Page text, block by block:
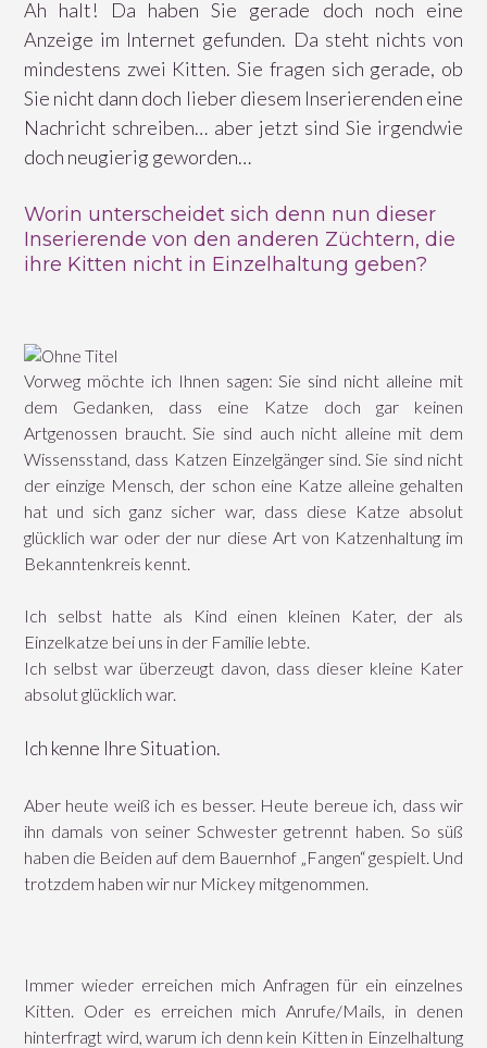
Ah halt! Da haben Sie gerade doch noch eine
Anzeige im Internet gefunden. Da steht nichts von
mindestens zwei Kitten. Sie fragen sich gerade, ob
Sie nicht dann doch lieber diesem Inserierenden eine
Nachricht schreiben… aber jetzt sind Sie irgendwie
doch neugierig geworden…
Worin unterscheidet sich denn nun dieser
Inserierende von den anderen Züchtern, die
ihre Kitten nicht in Einzelhaltung geben?
Vorweg möchte ich Ihnen sagen: Sie sind nicht alleine mit
dem Gedanken, dass eine Katze doch gar keinen
Artgenossen braucht. Sie sind auch nicht alleine mit dem
Wissensstand, dass Katzen Einzelgänger sind. Sie sind nicht
der einzige Mensch, der schon eine Katze alleine gehalten
hat und sich ganz sicher war, dass diese Katze absolut
glücklich war oder der nur diese Art von Katzenhaltung im
Bekanntenkreis kennt.
Ich selbst hatte als Kind einen kleinen Kater, der als
Einzelkatze bei uns in der Familie lebte.
Ich selbst war überzeugt davon, dass dieser kleine Kater
absolut glücklich war.
Ich kenne Ihre Situation.
Aber heute weiß ich es besser. Heute bereue ich, dass wir
ihn damals von seiner Schwester getrennt haben. So süß
haben die Beiden auf dem Bauernhof „Fangen“ gespielt. Und
trotzdem haben wir nur Mickey mitgenommen.
Immer wieder erreichen mich Anfragen für ein einzelnes
Kitten. Oder es erreichen mich Anrufe/Mails, in denen
hinterfragt wird, warum ich denn kein Kitten in Einzelhaltung